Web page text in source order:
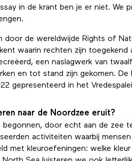
in de krant ben je er niet. We
door de wereldwijde Rights of
waarin rechten zijn toegekend
een naslagwerk van
en tot stand zijn gekomen. De
gepresenteerd in het
naar de Noordzee eruit?
begonnen, door echt aan de zee
activiteiten waarbij
met kleuroefeningen: welke